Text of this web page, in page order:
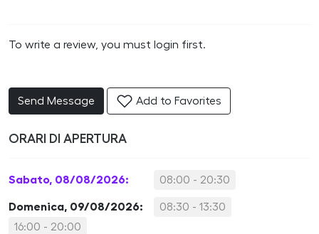
To write a review, you must login first.
Send Message Add to Favorites
ORARI DI APERTURA
Sabato, 08/08/2026: 08:00 - 20:30
Domenica, 09/08/2026:
08:30 - 13:30
16:00 - 20:00